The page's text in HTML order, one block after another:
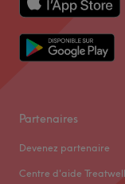
Partenaires
Devenez partenaire
Centre d'aide